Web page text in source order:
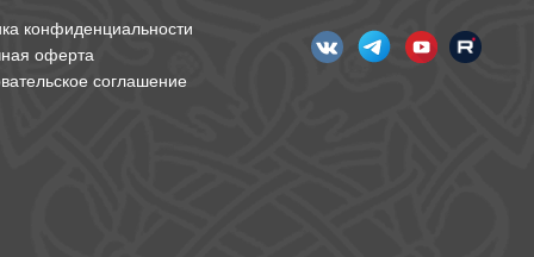
конфиденциальности
оферта
соглашение